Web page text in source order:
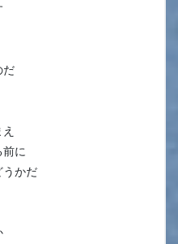
だ
に
うかだ